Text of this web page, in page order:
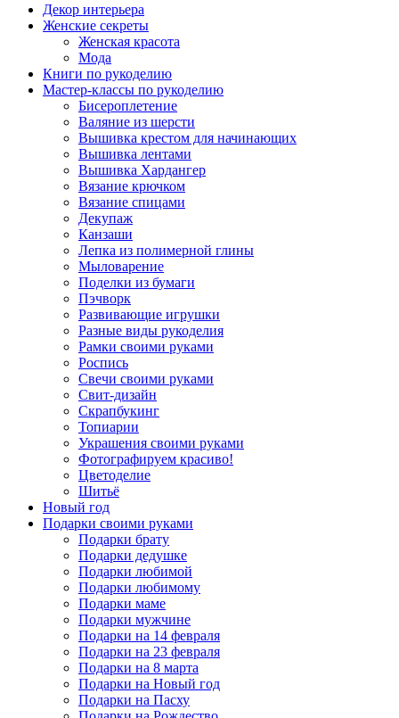
Декор интерьера
Женские секреты
Женская красота
Мода
Книги по рукоделию
Мастер-классы по рукоделию
Бисероплетение
Валяние из шерсти
Вышивка крестом для начинающих
Вышивка лентами
Вышивка Хардангер
Вязание крючком
Вязание спицами
Декупаж
Канзаши
Лепка из полимерной глины
Мыловарение
Поделки из бумаги
Пэчворк
Развивающие игрушки
Разные виды рукоделия
Рамки своими руками
Роспись
Свечи своими руками
Свит-дизайн
Скрапбукинг
Топиарии
Украшения своими руками
Фотографируем красиво!
Цветоделие
Шитьё
Новый год
Подарки своими руками
Подарки брату
Подарки дедушке
Подарки любимой
Подарки любимому
Подарки маме
Подарки мужчине
Подарки на 14 февраля
Подарки на 23 февраля
Подарки на 8 марта
Подарки на Новый год
Подарки на Пасху